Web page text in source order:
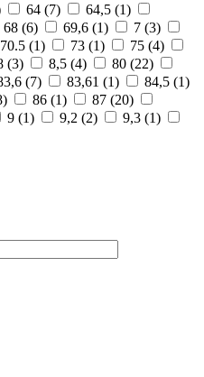
64 (7) 64,5 (1)
68 (6) 69,6 (1) 7 (3)
70.5 (1) 73 (1) 75 (4)
(3) 8,5 (4) 80 (22)
(7) 83,61 (1) 84,5 (1)
) 86 (1) 87 (20)
9 (1) 9,2 (2) 9,3 (1)